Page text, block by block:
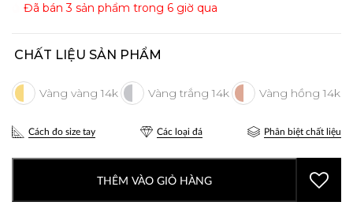
Đã bán 3 sản phẩm trong 6 giờ qua
CHẤT LIỆU SẢN PHẨM
Cách đo size tay Các loại đá Phân biệt chất liệu
THÊM VÀO GIỎ HÀNG